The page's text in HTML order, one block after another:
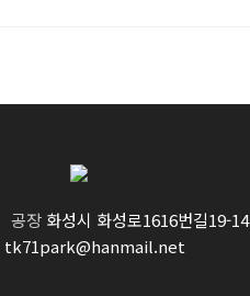
공장 화성시 화성로1616번길19-14
tk71park@hanmail.net